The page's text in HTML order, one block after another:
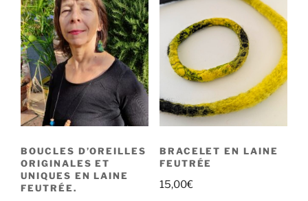
BOUCLES D’OREILLES
ORIGINALES ET
UNIQUES EN LAINE
FEUTRÉE.
BRACELET EN LAINE
FEUTRÉE
15,00€